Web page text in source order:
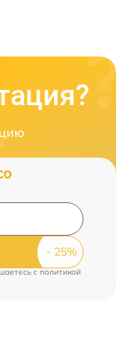
cполитикой